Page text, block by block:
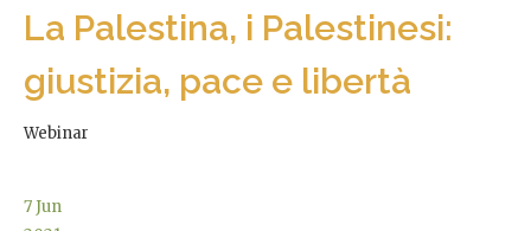
La Palestina, i Palestinesi:
giustizia, pace e libertà
Webinar
7Jun